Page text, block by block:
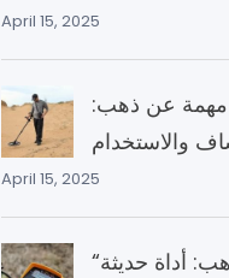
April 15, 2025
مهمة عن ذهب:
والاستخدام
April 15, 2025
“مادة كشف الذهب: أداة حديثة